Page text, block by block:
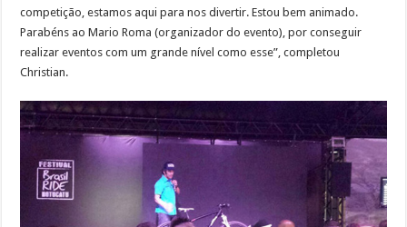
competição, estamos aqui para nos divertir. Estou bem animado.
Parabéns ao Mario Roma (organizador do evento), por conseguir
realizar eventos com um grande nível como esse”, completou
Christian.